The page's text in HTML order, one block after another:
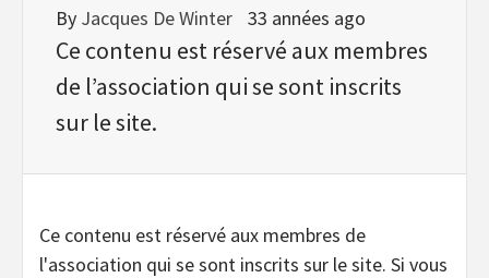
By Jacques De Winter 33 années ago
Ce contenu est réservé aux membres
de l’association qui se sont inscrits
sur le site.
Ce contenu est réservé aux membres de
l'association qui se sont inscrits sur le site. Si vous